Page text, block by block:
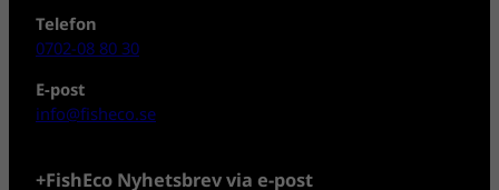
Telefon
0702-08 80 30
E-post
info@fisheco.se
+FishEco Nyhetsbrev via e-post